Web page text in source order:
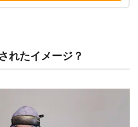
れたイメージ？